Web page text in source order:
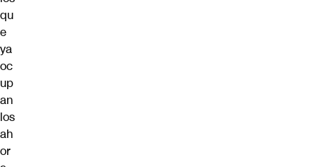
qu
e
ya
oc
up
an
los
ah
or